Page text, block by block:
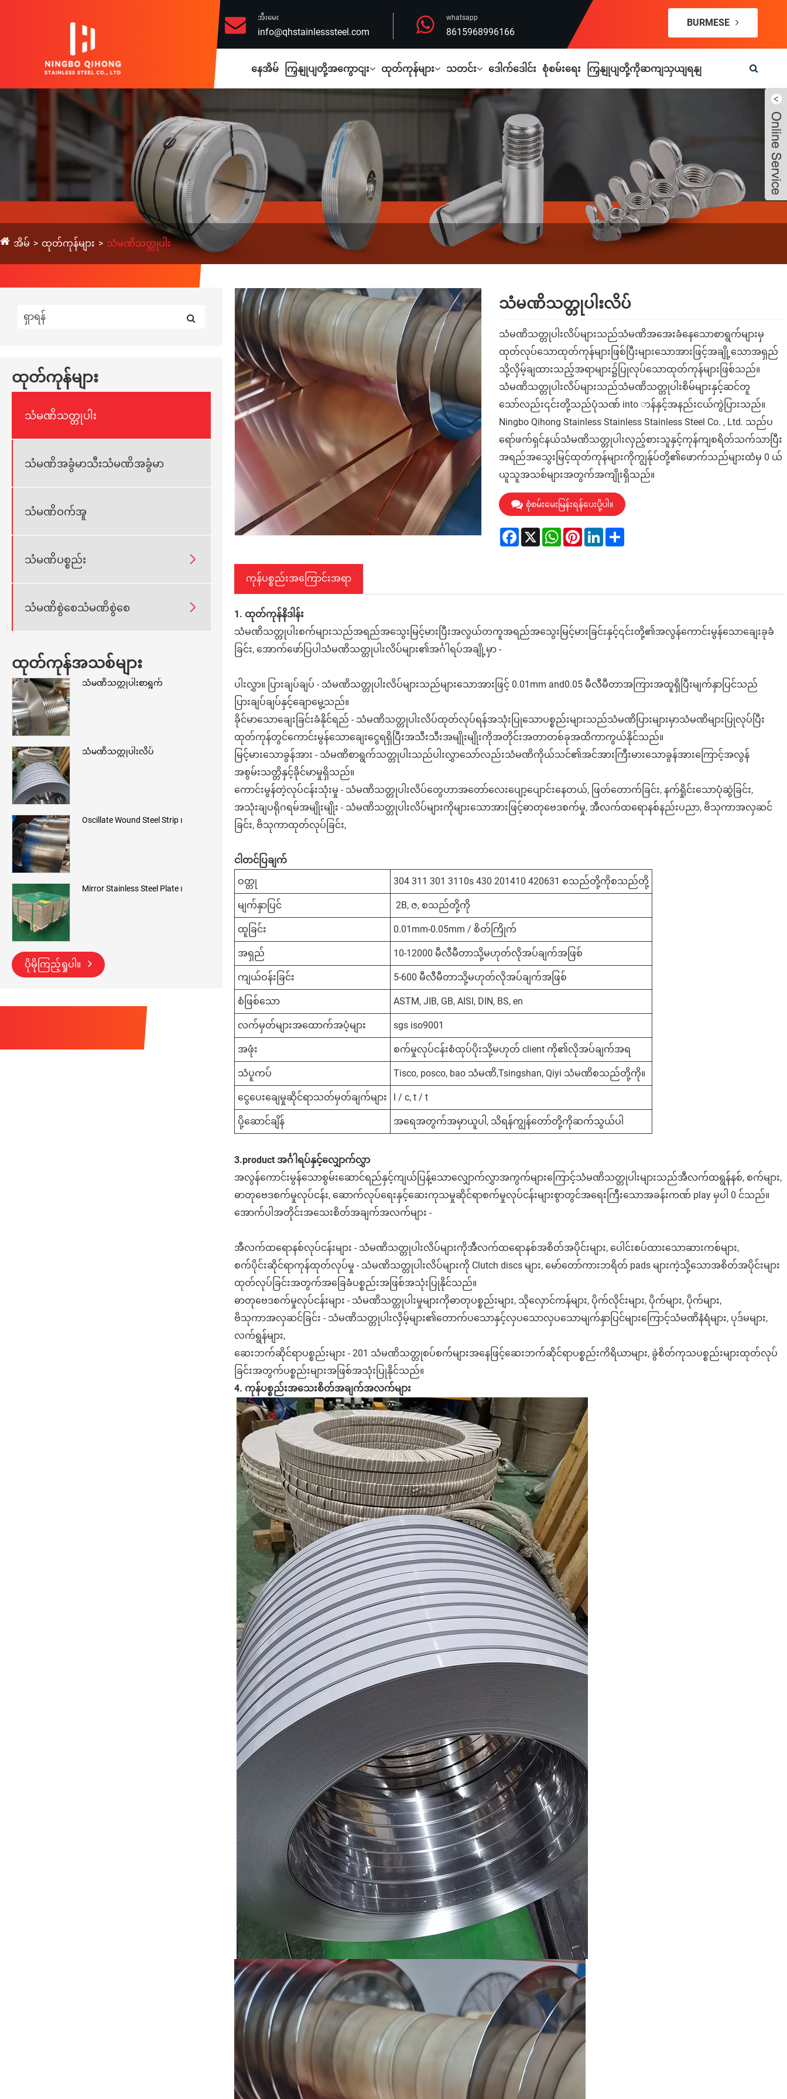
အီးမေး
info@qhstainlesssteel.com
whatsapp
8615968996166
BURMESE
နေအိမ် ကြှနျုပျတို့အကွောငျး ထုတ်ကုန်များ သတင်း ဒေါက်ဒေါင်း စုံစမ်းရေး ကြှနျုပျတို့ကိုဆကျသှယျရနျ
အိမ် ထုတ်ကုန်များ သံမဏိသတ္တုပါး
ထုတ်ကုန်များ
သံမဏိသတ္တုပါး
သံမဏိအခွံမာသီးသံမဏိအခွံမာ
သံမဏိဝက်အူ
သံမဏိပစ္စည်း 
သံမဏိစွဲစေသံမဏိစွဲစေ 
ထုတ်ကုန်အသစ်များ
သံမဏိသတ္တုပါးစာရွက်
သံမဏိသတ္တုပါးလိပ်
Oscillate Wound Steel Strip ၊
Mirror Stainless Steel Plate ၊
ပိုမိုကြည့်ရှုပါ။
သံမဏိသတ္တုပါးလိပ်
သံမဏိသတ္တုပါးလိပ်များသည်သံမဏိအအေးခံနေသောစာရွက်များမှ
ထုတ်လုပ်သောထုတ်ကုန်များဖြစ်ပြီးများသောအားဖြင့်အချို့သောအရှည်
သို့လှိမ့်ချထားသည့်အရာများ၌ပြုလုပ်သောထုတ်ကုန်များဖြစ်သည်။
သံမဏိသတ္တုပါးလိပ်များသည်သံမဏိသတ္တုပါးစိမ်များနှင့်ဆင်တူ
သော်လည်း၎င်းတို့သည်ပုံသဏ် into ာန်နှင့်အနည်းငယ်ကွဲပြားသည်။
Ningbo Qihong Stainless Stainless Stainless Steel Co. , Ltd. သည်ပ
ရော်ဖက်ရှင်နယ်သံမဏိသတ္တုပါးလှည့်စားသူနှင့်ကုန်ကျစရိတ်သက်သာပြီး
အရည်အသွေးမြင့်ထုတ်ကုန်များကိုကျွန်ုပ်တို့၏ဖောက်သည်များထံမှ 0 ယ်
ယူသူအသစ်များအတွက်အကျိုးရှိသည်။
စုံစမ်းမေးမြန်းရန်ပေးပို့ပါ။
Facebook
X WhatsApp
PinterestLinkedInShare
ကုန်ပစ္စည်းအကြောင်းအရာ
1. ထုတ်ကုန်နိဒါန်း
သံမဏိသတ္တုပါးစက်များသည်အရည်အသွေးမြင့်မားပြီးအလွယ်တကူအရည်အသွေးမြင့်မားခြင်းနှင့်၎င်းတို့၏အလွန်ကောင်းမွန်သောချေးခုခံ
ခြင်း, အောက်ဖော်ပြပါသံမဏိသတ္တုပါးလိပ်များ၏အင်္ဂါရပ်အချို့မှာ -
ပါးလွှာ။ ပြားချပ်ချပ် - သံမဏိသတ္တုပါးလိပ်များသည်များသောအားဖြင့် 0.01mm and0.05 မီလီမီတာအကြားအထူရှိပြီးမျက်နှာပြင်သည်
ပြားချပ်ချပ်နှင့်ချောမွေ့သည်။
ခိုင်မာသောချေးခြင်းခံနိုင်ရည် - သံမဏိသတ္တုပါးလိပ်ထုတ်လုပ်ရန်အသုံးပြုသောပစ္စည်းများသည်သံမဏိပြားများမှာသံမဏိများပြုလုပ်ပြီး
ထုတ်ကုန်တွင်ကောင်းမွန်သောချေးငွေရရှိပြီးအသီးသီးအမျိုးမျိုးကိုအတိုင်းအတာတစ်ခုအထိကာကွယ်နိုင်သည်။
မြင့်မားသောခွန်အား - သံမဏိစာရွက်သတ္တုပါးသည်ပါးလွှာသော်လည်းသံမဏိကိုယ်သင်၏အင်အားကြီးမားသောခွန်အားကြောင့်အလွန်
အစွမ်းသတ္တိနှင့်ခိုင်မာမှုရှိသည်။
ကောင်းမွန်တဲ့လုပ်ငန်းသုံးမှု - သံမဏိသတ္တုပါးလိပ်တွေဟာအတော်လေးပျော့ပျောင်းနေတယ်, ဖြတ်တောက်ခြင်း, နက်ရှိုင်းသောပုံဆွဲခြင်း,
အသုံးချပရိုဂရမ်အမျိုးမျိုး - သံမဏိသတ္တုပါးလိပ်များကိုများသောအားဖြင့်ဓာတုဗေဒစက်မှု, အီလက်ထရောနစ်နည်းပညာ, ဗိသုကာအလှဆင်
ခြင်း, ဗိသုကာထုတ်လုပ်ခြင်း,
ငါတင်ပြချက်
ဝတ္တု
304 311 301 3110s 430 201410 420631 စသည်တို့ကိုစသည်တို့
မျက်နှာပြင် 2B, ဇ, စသည်တို့ကို
ထူခြင်း 0.01mm-0.05mm / စိတ်ကြိုက်
အရှည် 10-12000 မီလီမီတာသို့မဟုတ်လိုအပ်ချက်အဖြစ်
ကျယ်ဝန်းခြင်း 5-600 မီလီမီတာသို့မဟုတ်လိုအပ်ချက်အဖြစ်
စံဖြစ်သော ASTM, JIB, GB, AISI, DIN, BS, en
လက်မှတ်များအထောက်အပံ့များ sgs iso9001
အဖုံး စက်မှုလုပ်ငန်းစံထုပ်ပိုးသို့မဟုတ် client ကို၏လိုအပ်ချက်အရ
သံပူကပ် Tisco, posco, bao သံမဏိ,Tsingshan, Qiyi သံမဏိစသည်တို့ကို။
ငွေပေးချေမှုဆိုင်ရာသတ်မှတ်ချက်များ l / c, t / t
ပို့ဆောင်ချိန် အရေအတွက်အမှာယူပါ, သိရန်ကျွန်တော်တို့ကိုဆက်သွယ်ပါ
3.product အင်္ဂါရပ်နှင့်လျှောက်လွှာ
အလွန်ကောင်းမွန်သောစွမ်းဆောင်ရည်နှင့်ကျယ်ပြန့်သောလျှောက်လွှာအကွက်များကြောင့်သံမဏိသတ္တုပါးများသည်အီလက်ထရွန်နစ်, စက်များ,
ဓာတုဗေဒစက်မှုလုပ်ငန်း, ဆောက်လုပ်ရေးနှင့်ဆေးကုသမှုဆိုင်ရာစက်မှုလုပ်ငန်းများစွာတွင်အရေးကြီးသောအခန်းကဏ် play မှပါ 0 င်သည်။
အောက်ပါအတိုင်းအသေးစိတ်အချက်အလက်များ -
အီလက်ထရောနစ်လုပ်ငန်းများ - သံမဏိသတ္တုပါးလိပ်များကိုအီလက်ထရောနစ်အစိတ်အပိုင်းများ, ပေါင်းစပ်ထားသောဆားကစ်များ,
စက်ပိုင်းဆိုင်ရာကုန်ထုတ်လုပ်မှု - သံမဏိသတ္တုပါးလိပ်များကို Clutch discs များ, မော်တော်ကားဘရိတ် pads များကဲ့သို့သောအစိတ်အပိုင်းများ
ထုတ်လုပ်ခြင်းအတွက်အခြေခံပစ္စည်းအဖြစ်အသုံးပြုနိုင်သည်။
ဓာတုဗေဒစက်မှုလုပ်ငန်းများ - သံမဏိသတ္တုပါးမှုများကိုဓာတုပစ္စည်းများ, သိုလှောင်ကန်များ, ပိုက်လိုင်းများ, ပိုက်များ, ပိုက်များ,
ဗိသုကာအလှဆင်ခြင်း - သံမဏိသတ္တုပါးလှိမ့်များ၏တောက်ပသောနှင့်လှပသောလှပသောမျက်နှာပြင်များကြောင့်သံမဏိနံရံများ, ပုဒ်မများ,
လက်ရွန်များ,
ဆေးဘက်ဆိုင်ရာပစ္စည်းများ - 201 သံမဏိသတ္တုစပ်စက်များအနေဖြင့်ဆေးဘက်ဆိုင်ရာပစ္စည်းကိရိယာများ, ခွဲစိတ်ကုသပစ္စည်းများထုတ်လုပ်
ခြင်းအတွက်ပစ္စည်းများအဖြစ်အသုံးပြုနိုင်သည်။
4. ကုန်ပစ္စည်းအသေးစိတ်အချက်အလက်များ